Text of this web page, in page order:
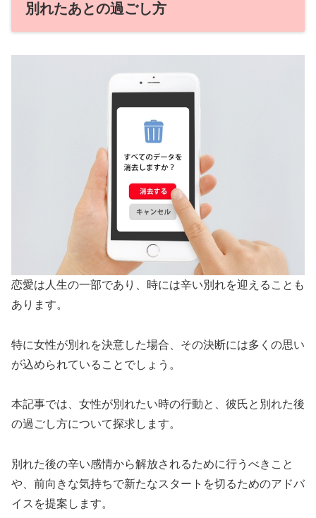
別れたあとの過ごし方
恋愛は人生の一部であり、時には辛い別れを迎えることも
あります。
特に女性が別れを決意した場合、その決断には多くの思い
が込められていることでしょう。
本記事では、女性が別れたい時の行動と、彼氏と別れた後
の過ごし方について探求します。
別れた後の辛い感情から解放されるために行うべきこと
や、前向きな気持ちで新たなスタートを切るためのアドバ
イスを提案します。